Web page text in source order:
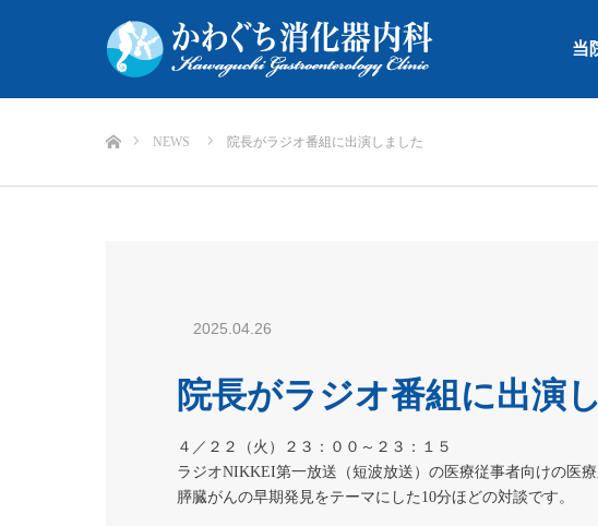
当
NEWS 院長がラジオ番組に出演しました
2025.04.26
院長がラジオ番組に出演
４／２２（火）２３：００～２３：１５
ラジオNIKKEI第一放送（短波放送）の医療従事者向けの医
膵臓がんの早期発見をテーマにした10分ほどの対談です。